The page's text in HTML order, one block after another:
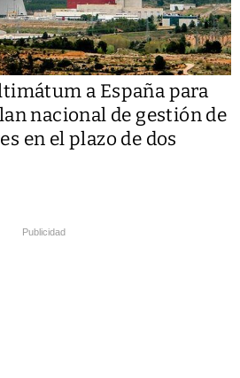
a España para
nacional de gestión de
en el plazo de dos
Publicidad